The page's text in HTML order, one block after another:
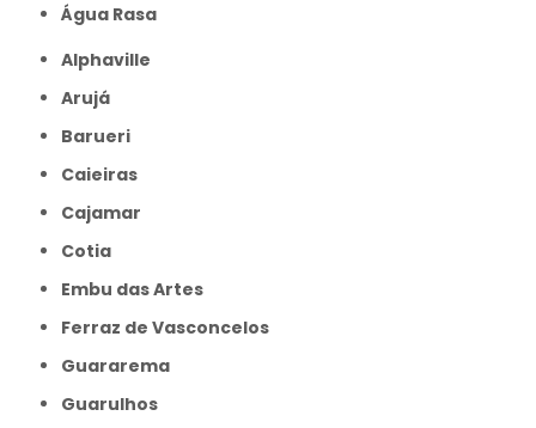
Água Rasa
Alphaville
Arujá
Barueri
Caieiras
Cajamar
Cotia
Embu das Artes
Ferraz de Vasconcelos
Guararema
Guarulhos